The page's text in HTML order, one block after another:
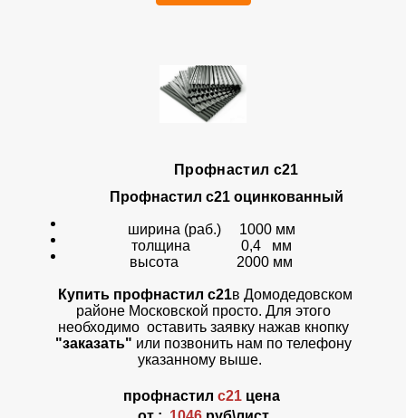
Профнастил с21
Профнастил с21 оцинкованный
ширина (раб.) 1000 мм
толщина 0,4 мм
высота 2000 мм
Купить профнастил с21в Домодедовском
районе Московской просто. Для этого
необходимо оставить заявку нажав кнопку
"заказать" или позвонить нам по телефону
указанному выше.
профнастил с21 цена